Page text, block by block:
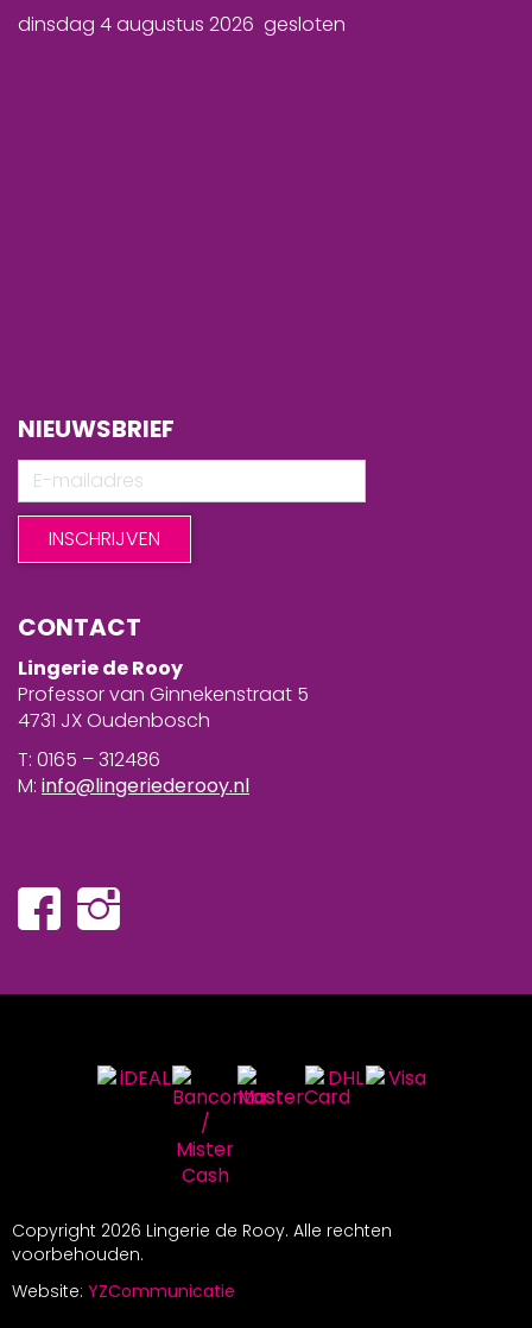
dinsdag 4 augustus 2026 gesloten
NIEUWSBRIEF
CONTACT
Lingerie de Rooy
Professor van Ginnekenstraat 5
4731 JX Oudenbosch
T: 0165 – 312486
M: info@lingeriederooy.nl
Copyright 2026 Lingerie de Rooy. Alle rechten
voorbehouden.
Website: YZCommunicatie